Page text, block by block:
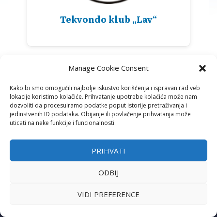
Manage Cookie Consent
Kako bi smo omogućili najbolje iskustvo korišćenja i ispravan rad veb
lokacije koristimo kolačiće. Prihvatanje upotrebe kolaćića može nam
dozvoliti da procesuiramo podatke poput istorije pretraživanja i
jedinstvenih ID podataka. Obijanje ili povlačenje prihvatanja može
uticati na neke funkcije i funcionalnosti.
PRIHVATI
ODBIJ
VIDI PREFERENCE
Tekvondo klub „Lav“
ADRESA
Ustanička 125/1 (S.C. „Šumice“)